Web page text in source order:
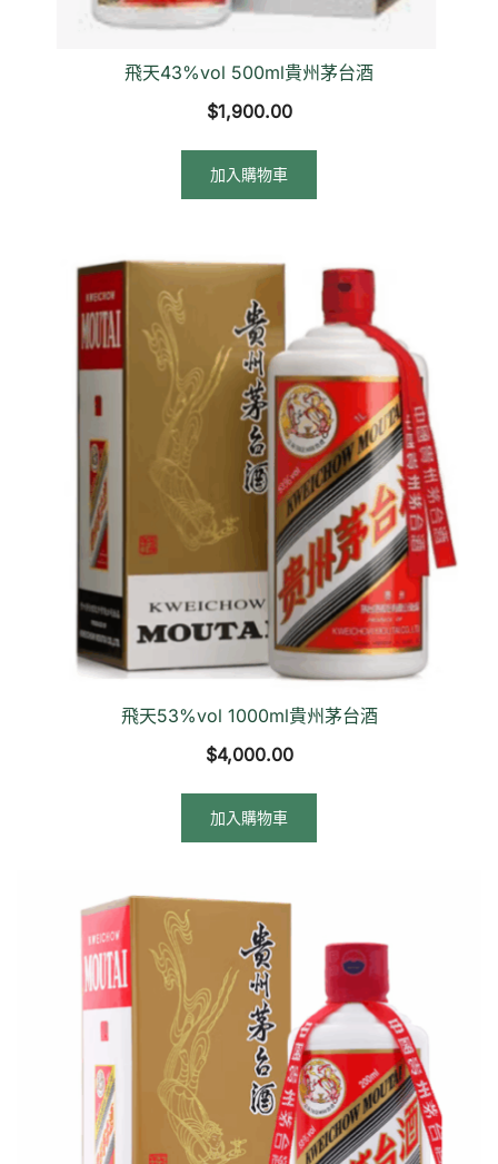
飛天43%vol 500ml貴州茅台酒
$1,900.00
加入購物車
飛天53%vol 1000ml貴州茅台酒
$4,000.00
加入購物車